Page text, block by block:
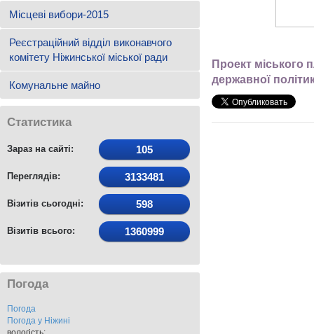
Місцеві вибори-2015
Реєстраційний відділ виконавчого
комітету Ніжинської міської ради
Комунальне майно
Статистика
Зараз на сайті: 105
Переглядів: 3133481
Візитів сьогодні: 598
Візитів всього: 1360999
Погода
Погода
Погода у Ніжині
Проект міського
державної